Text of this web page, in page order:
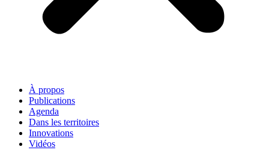
À propos
Publications
Agenda
Dans les territoires
Innovations
Vidéos